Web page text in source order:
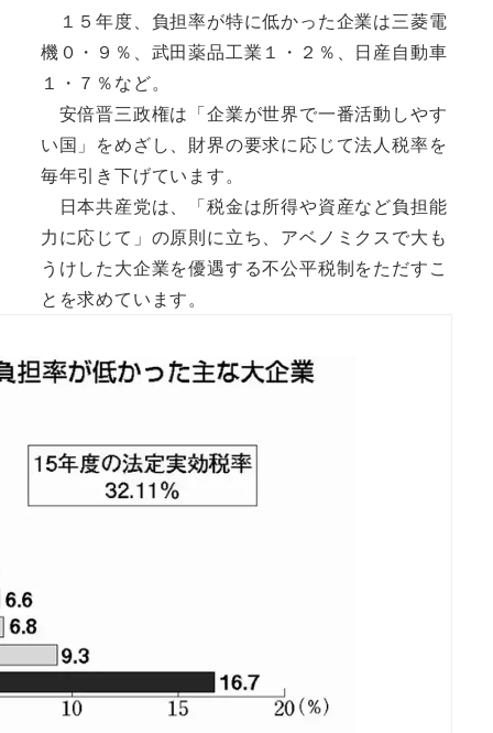
１５年度、負担率が特に低かった企業は三菱電
機０・９％、武田薬品工業１・２％、日産自動車
１・７％など。
安倍晋三政権は「企業が世界で一番活動しやす
い国」をめざし、財界の要求に応じて法人税率を
毎年引き下げています。
日本共産党は、「税金は所得や資産など負担能
力に応じて」の原則に立ち、アベノミクスで大も
うけした大企業を優遇する不公平税制をただすこ
とを求めています。